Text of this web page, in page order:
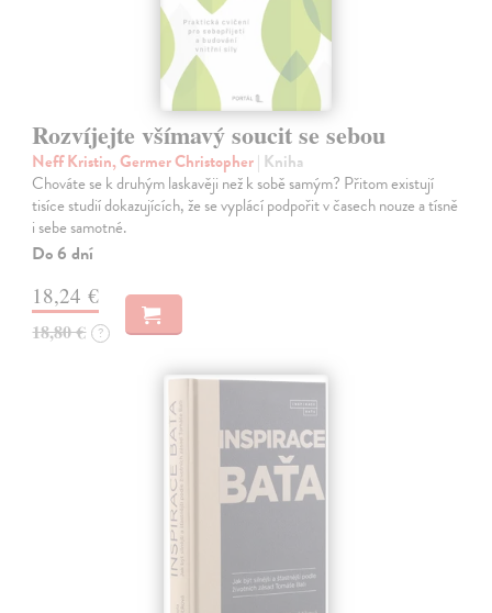
Rozvíjejte všímavý soucit se sebou
Neff Kristin, Germer Christopher| Kniha
Chováte se k druhým laskavěji než k sobě samým? Přitom existují
tisíce studií dokazujících, že se vyplácí podpořit v časech nouze a tísně
i sebe samotné.
Do 6 dní
18,24 €
18,80 € ?